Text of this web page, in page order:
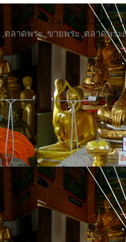
Copyright 2013,
,ตลาดพระ ,ขายพระ ,ตลาดพระ
ผู้